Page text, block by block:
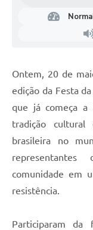
Ontem, 20 de
edição da Festa
que já começa a
tradição
brasileira no
comunidade em
resistência.
Participaram da